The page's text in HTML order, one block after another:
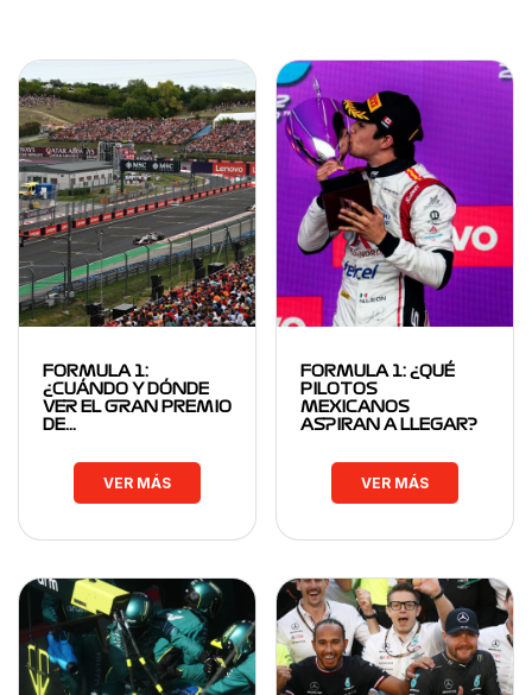
FORMULA 1:
¿CUÁNDO Y DÓNDE
VER EL GRAN PREMIO
DE…
VER MÁS
FORMULA 1: ¿QUÉ
PILOTOS
MEXICANOS
ASPIRAN A LLEGAR?
VER MÁS